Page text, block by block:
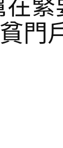
門